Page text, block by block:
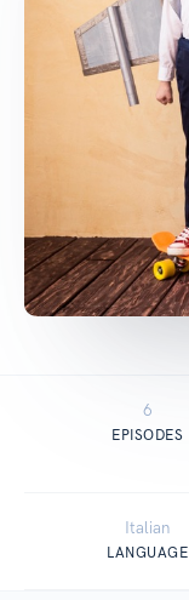
6
EPISODES
Italian
LANGUAGE